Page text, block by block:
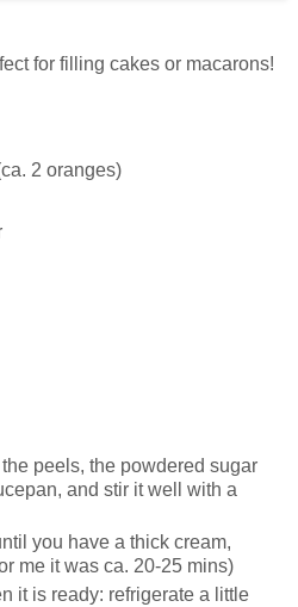
for filling cakes or macarons!
2 oranges)
peels, the powdered sugar
and stir it well with a
you have a thick cream,
me it was ca. 20-25 mins)
it is ready: refrigerate a little